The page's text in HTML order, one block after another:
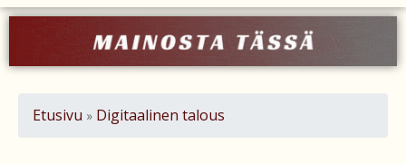
Kimi ja Minttu Räikkönen juhlivat 10-vuotishääpäiväänsä – näin F1-
Etusivu » Digitaalinen talous